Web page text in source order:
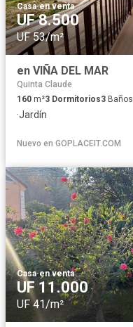
Casa·en venta
UF 8.500
UF 53/m²
en VIÑA DEL MAR
Quinta Claude
160 m²3 Dormitorios3 Baños
·Jardín
Nuevo en GOPLACEIT.COM
Casa·en venta
UF 11.000
UF 41/m²